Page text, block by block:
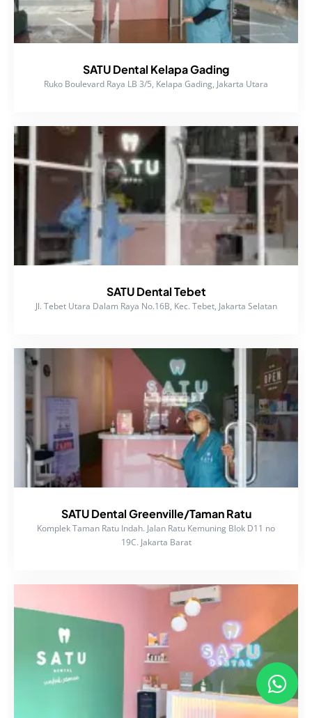
SATU Dental Kelapa Gading
Ruko Boulevard Raya LB 3/5, Kelapa Gading, Jakarta Utara
SATU Dental Tebet
Jl. Tebet Utara Dalam Raya No.16B, Kec. Tebet, Jakarta Selatan
SATU Dental Greenville/Taman Ratu
Komplek Taman Ratu Indah. Jalan Ratu Kemuning Blok D11 no
19C. Jakarta Barat